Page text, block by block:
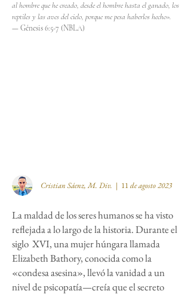
al hombre que he creado, desde el hombre hasta el ganado, los
reptiles y las aves del cielo, porque me pesa haberlos hecho».
— Génesis 6:5-‬7 (NBLA)
Cristian Sáenz, M. Div. | 11 de agosto2023
La maldad de los seres humanos se ha visto
reflejada a lo largo de la historia. Durante el
siglo XVI, una mujer húngara llamada
Elizabeth Bathory, conocida como la
«condesa asesina», llevó la vanidad a un
nivel de psicopatía—creía que el secreto